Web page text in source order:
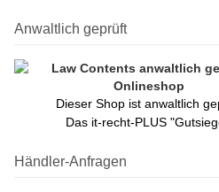
Anwaltlich geprüft
Dieser Shop ist anwaltlich
Das it-recht-PLUS
Händler-Anfragen